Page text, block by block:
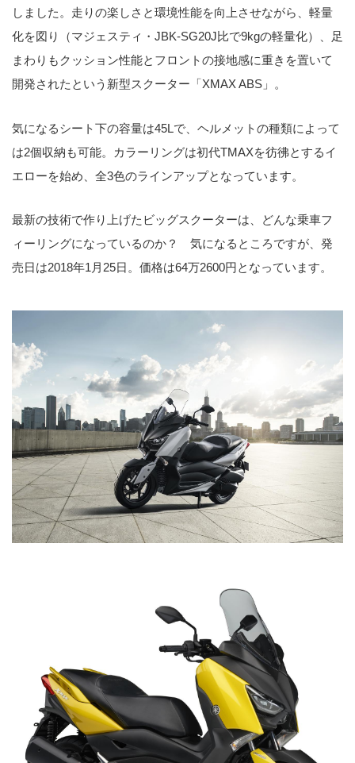
しました。走りの楽しさと環境性能を向上させながら、軽量
化を図り（マジェスティ・JBK-SG20J比で9kgの軽量化）、足
まわりもクッション性能とフロントの接地感に重きを置いて
開発されたという新型スクーター「XMAX ABS」。
気になるシート下の容量は45Lで、ヘルメットの種類によって
は2個収納も可能。カラーリングは初代TMAXを彷彿とするイ
エローを始め、全3色のラインアップとなっています。
最新の技術で作り上げたビッグスクーターは、どんな乗車フ
ィーリングになっているのか？ 気になるところですが、発
売日は2018年1月25日。価格は64万2600円となっています。